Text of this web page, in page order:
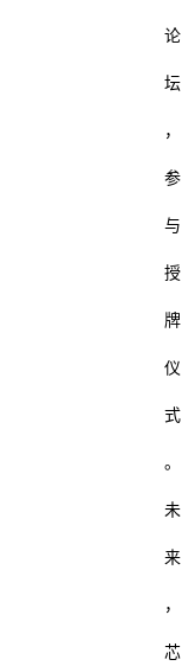
论
坛
，
参
与
授
牌
仪
式
。
未
来
，
芯